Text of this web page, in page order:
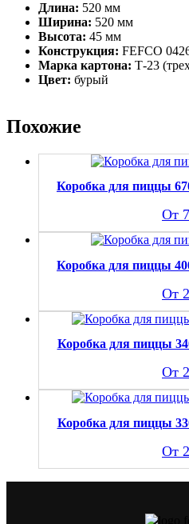
Длина: 520 мм
Ширина: 520 мм
Высота: 45 мм
Конструкция: FEFCO
Марка картона: Т-23
Цвет: бурый
Похожие
Коробка для пиццы
Коробка для пиццы
Коробка для пиццы
Коробка для пиццы